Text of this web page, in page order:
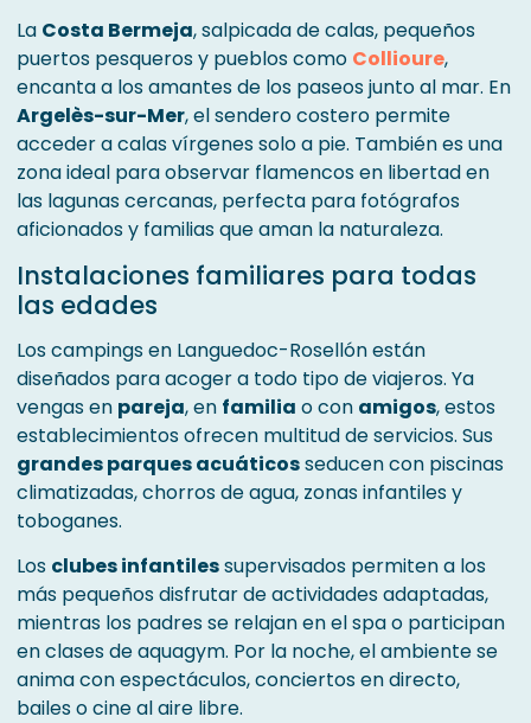
La Costa Bermeja, salpicada de calas, pequeños
puertos pesqueros y pueblos como Collioure,
encanta a los amantes de los paseos junto al mar. En
Argelès-sur-Mer, el sendero costero permite
acceder a calas vírgenes solo a pie. También es una
zona ideal para observar flamencos en libertad en
las lagunas cercanas, perfecta para fotógrafos
aficionados y familias que aman la naturaleza.
Instalaciones familiares para todas
las edades
Los campings en Languedoc-Rosellón están
diseñados para acoger a todo tipo de viajeros. Ya
vengas en pareja, en familia o con amigos, estos
establecimientos ofrecen multitud de servicios. Sus
grandes parques acuáticosseducen con piscinas
climatizadas, chorros de agua, zonas infantiles y
toboganes.
Los clubes infantilessupervisados permiten a los
más pequeños disfrutar de actividades adaptadas,
mientras los padres se relajan en el spa o participan
en clases de aquagym. Por la noche, el ambiente se
anima con espectáculos, conciertos en directo,
bailes o cine al aire libre.